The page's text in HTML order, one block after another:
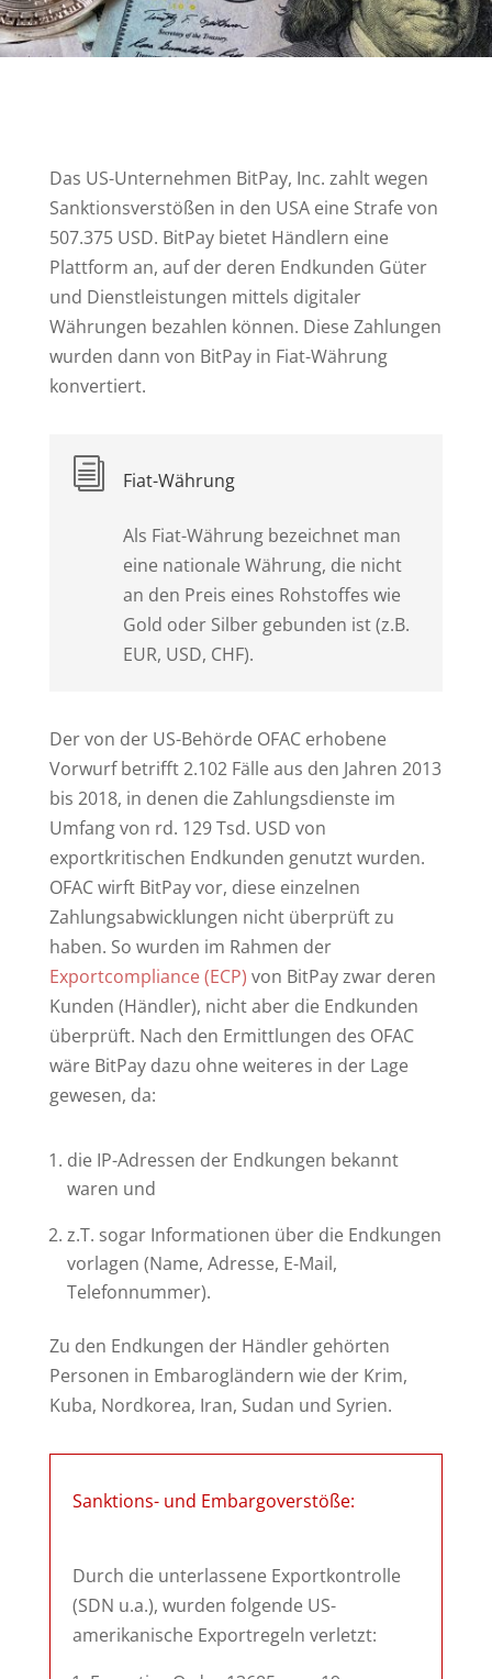
Das US-Unternehmen BitPay, Inc. zahlt wegen
Sanktionsverstößen in den USA eine Strafe von
507.375 USD. BitPay bietet Händlern eine
Plattform an, auf der deren Endkunden Güter
und Dienstleistungen mittels digitaler
Währungen bezahlen können. Diese Zahlungen
wurden dann von BitPay in Fiat-Währung
konvertiert.
i Fiat-Währung
Als Fiat-Währung bezeichnet man
eine nationale Währung, die nicht
an den Preis eines Rohstoffes wie
Gold oder Silber gebunden ist (z.B.
EUR, USD, CHF).
Der von der US-Behörde OFAC erhobene
Vorwurf betrifft 2.102 Fälle aus den Jahren 2013
bis 2018, in denen die Zahlungsdienste im
Umfang von rd. 129 Tsd. USD von
exportkritischen Endkunden genutzt wurden.
OFAC wirft BitPay vor, diese einzelnen
Zahlungsabwicklungen nicht überprüft zu
haben. So wurden im Rahmen der
Exportcompliance (ECP) von BitPay zwar deren
Kunden (Händler), nicht aber die Endkunden
überprüft. Nach den Ermittlungen des OFAC
wäre BitPay dazu ohne weiteres in der Lage
gewesen, da:
die IP-Adressen der Endkungen bekannt
waren und
z.T. sogar Informationen über die Endkungen
vorlagen (Name, Adresse, E-Mail,
Telefonnummer).
Zu den Endkungen der Händler gehörten
Personen in Embarogländern wie der Krim,
Kuba, Nordkorea, Iran, Sudan und Syrien.
Sanktions- und Embargoverstöße:
Durch die unterlassene Exportkontrolle
(SDN u.a.), wurden folgende US-
amerikanische Exportregeln verletzt: